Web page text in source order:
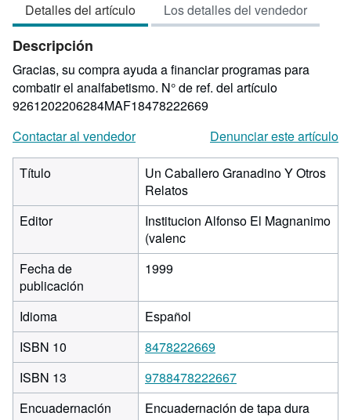
5
estrellas
Detalles del artículo Los detalles del vendedor
Descripción
Gracias, su compra ayuda a financiar programas para
combatir el analfabetismo. N° de ref. del artículo
9261202206284MAF18478222669
Contactar al vendedor
Denunciar este artículo
Título
Un Caballero Granadino Y Otros
Relatos
Editor
Institucion Alfonso El Magnanimo
(valenc
Fecha de
publicación
1999
Idioma
Español
ISBN 10
8478222669
ISBN 13
9788478222667
Encuadernación
Encuadernación de tapa dura